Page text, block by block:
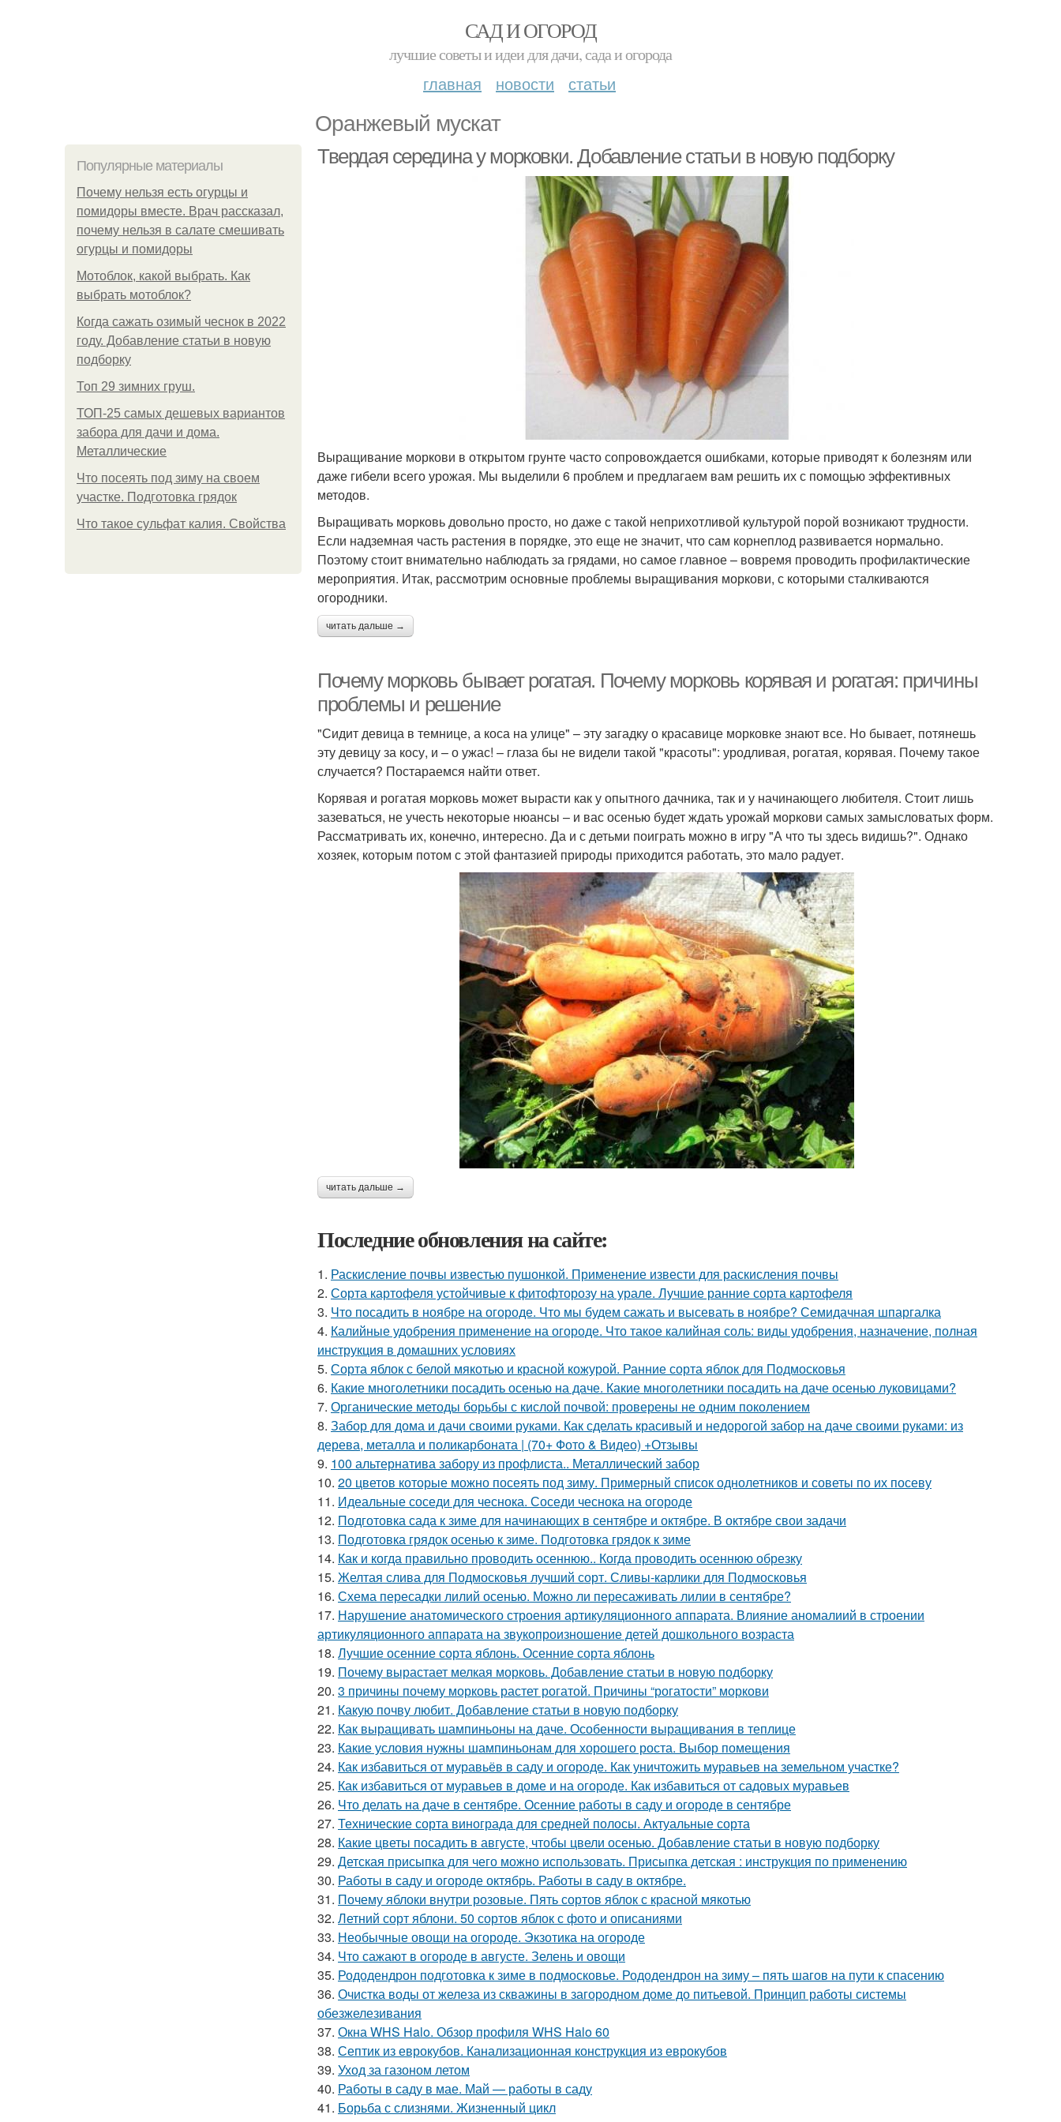
САД И ОГОРОД
лучшие советы и идеи для дачи, сада и огорода
главная новости статьи
Оранжевый мускат
Популярные материалы
Почему нельзя есть огурцы и
помидоры вместе. Врач рассказал,
почему нельзя в салате смешивать
огурцы и помидоры
Мотоблок, какой выбрать. Как
выбрать мотоблок?
Когда сажать озимый чеснок в 2022
году. Добавление статьи в новую
подборку
Топ 29 зимних груш.
ТОП-25 самых дешевых вариантов
забора для дачи и дома.
Металлические
Что посеять под зиму на своем
участке. Подготовка грядок
Что такое сульфат калия. Свойства
Твердая середина у морковки. Добавление статьи в новую подборку
Выращивание моркови в открытом грунте часто сопровождается ошибками, которые приводят к болезням или
даже гибели всего урожая. Мы выделили 6 проблем и предлагаем вам решить их с помощью эффективных
методов.
Выращивать морковь довольно просто, но даже с такой неприхотливой культурой порой возникают трудности.
Если надземная часть растения в порядке, это еще не значит, что сам корнеплод развивается нормально.
Поэтому стоит внимательно наблюдать за грядами, но самое главное – вовремя проводить профилактические
мероприятия. Итак, рассмотрим основные проблемы выращивания моркови, с которыми сталкиваются
огородники.
читать дальше →
Почему морковь бывает рогатая. Почему морковь корявая и рогатая: причины
проблемы и решение
"Сидит девица в темнице, а коса на улице" – эту загадку о красавице морковке знают все. Но бывает, потянешь
эту девицу за косу, и – о ужас! – глаза бы не видели такой "красоты": уродливая, рогатая, корявая. Почему такое
случается? Постараемся найти ответ.
Корявая и рогатая морковь может вырасти как у опытного дачника, так и у начинающего любителя. Стоит лишь
зазеваться, не учесть некоторые нюансы – и вас осенью будет ждать урожай моркови самых замысловатых форм.
Рассматривать их, конечно, интересно. Да и с детьми поиграть можно в игру "А что ты здесь видишь?". Однако
хозяек, которым потом с этой фантазией природы приходится работать, это мало радует.
читать дальше →
Последние обновления на сайте:
1. Раскисление почвы известью пушонкой. Применение извести для раскисления почвы
2. Сорта картофеля устойчивые к фитофторозу на урале. Лучшие ранние сорта картофеля
3. Что посадить в ноябре на огороде. Что мы будем сажать и высевать в ноябре? Семидачная шпаргалка
4. Калийные удобрения применение на огороде. Что такое калийная соль: виды удобрения, назначение, полная
инструкция в домашних условиях
5. Сорта яблок с белой мякотью и красной кожурой. Ранние сорта яблок для Подмосковья
6. Какие многолетники посадить осенью на даче. Какие многолетники посадить на даче осенью луковицами?
7. Органические методы борьбы с кислой почвой: проверены не одним поколением
8. Забор для дома и дачи своими руками. Как сделать красивый и недорогой забор на даче своими руками: из
дерева, металла и поликарбоната | (70+ Фото & Видео) +Отзывы
9. 100 альтернатива забору из профлиста.. Металлический забор
10. 20 цветов которые можно посеять под зиму. Примерный список однолетников и советы по их посеву
11. Идеальные соседи для чеснока. Соседи чеснока на огороде
12. Подготовка сада к зиме для начинающих в сентябре и октябре. В октябре свои задачи
13. Подготовка грядок осенью к зиме. Подготовка грядок к зиме
14. Как и когда правильно проводить осеннюю.. Когда проводить осеннюю обрезку
15. Желтая слива для Подмосковья лучший сорт. Сливы-карлики для Подмосковья
16. Схема пересадки лилий осенью. Можно ли пересаживать лилии в сентябре?
17. Нарушение анатомического строения артикуляционного аппарата. Влияние аномалиий в строении
артикуляционного аппарата на звукопроизношение детей дошкольного возраста
18. Лучшие осенние сорта яблонь. Осенние сорта яблонь
19. Почему вырастает мелкая морковь. Добавление статьи в новую подборку
20. 3 причины почему морковь растет рогатой. Причины “рогатости” моркови
21. Какую почву любит. Добавление статьи в новую подборку
22. Как выращивать шампиньоны на даче. Особенности выращивания в теплице
23. Какие условия нужны шампиньонам для хорошего роста. Выбор помещения
24. Как избавиться от муравьёв в саду и огороде. Как уничтожить муравьев на земельном участке?
25. Как избавиться от муравьев в доме и на огороде. Как избавиться от садовых муравьев
26. Что делать на даче в сентябре. Осенние работы в саду и огороде в сентябре
27. Технические сорта винограда для средней полосы. Актуальные сорта
28. Какие цветы посадить в августе, чтобы цвели осенью. Добавление статьи в новую подборку
29. Детская присыпка для чего можно использовать. Присыпка детская : инструкция по применению
30. Работы в саду и огороде октябрь. Работы в саду в октябре.
31. Почему яблоки внутри розовые. Пять сортов яблок с красной мякотью
32. Летний сорт яблони. 50 сортов яблок с фото и описаниями
33. Необычные овощи на огороде. Экзотика на огороде
34. Что сажают в огороде в августе. Зелень и овощи
35. Рододендрон подготовка к зиме в подмосковье. Рододендрон на зиму – пять шагов на пути к спасению
36. Очистка воды от железа из скважины в загородном доме до питьевой. Принцип работы системы
обезжелезивания
37. Окна WHS Halo. Обзор профиля WHS Halo 60
38. Септик из еврокубов. Канализационная конструкция из еврокубов
39. Уход за газоном летом
40. Работы в саду в мае. Май — работы в саду
41. Борьба с слизнями. Жизненный цикл